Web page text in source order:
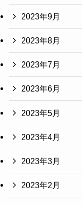
2023年9月
2023年8月
2023年7月
2023年6月
2023年5月
2023年4月
2023年3月
2023年2月